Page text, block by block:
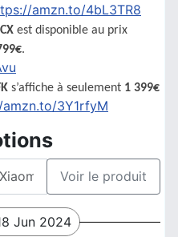
amzn.to/4bL3TR8
est disponible au prix
.
s’affiche à seulement 1 399€
3Y1rfyM
Voir le produit
Jun 2024